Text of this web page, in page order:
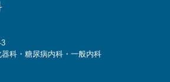
科・糖尿病内科・一般内科